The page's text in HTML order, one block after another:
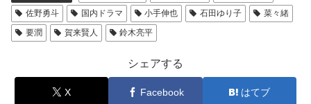
佐野勇斗
国内ドラマ 小手伸也 石田ゆり子
菜々緒
要潤
賀来賢人 鈴木亮平
シェアする
X Facebook はてブ